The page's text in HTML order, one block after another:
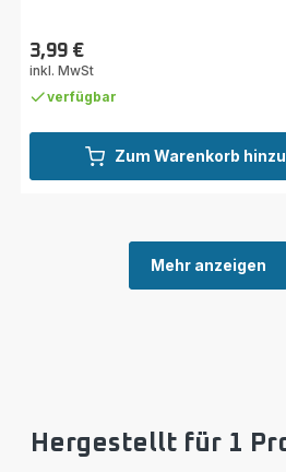
Zum Warenkorb
Preis
3,99 €
inkl. MwSt
verfügbar
Mehr anzeigen
Hergestellt für 1